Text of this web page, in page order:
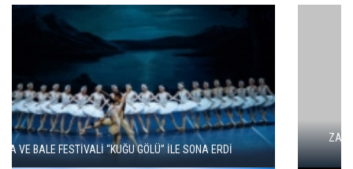
ZARAFETİN AŞKIN VE TUTKUNUN DANSI: KUĞU GÖLÜ YENİDEN
SAHNEDE